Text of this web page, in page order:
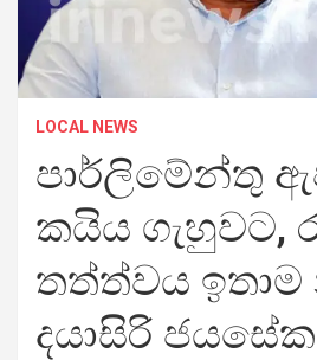
LOCAL NEWS
පාර්ලිමේන්තු
කයිය ගැහුවට,
තත්ත්වය
දයාසිරි